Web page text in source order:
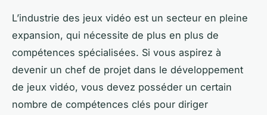
L’industrie des jeux vidéo est un secteur en pleine
expansion, qui nécessite de plus en plus de
compétences spécialisées. Si vous aspirez à
devenir un chef de projet dans le développement
de jeux vidéo, vous devez posséder un certain
nombre de compétences clés pour diriger